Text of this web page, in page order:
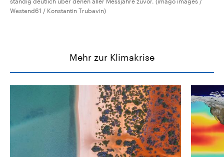
Westend61 / Konstantin Trubavin)
Mehr zur Klimakrise